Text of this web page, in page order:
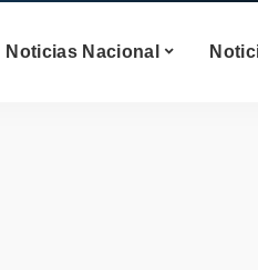
Noticias Nacional